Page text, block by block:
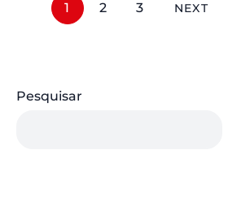
1 2 3 NEXT
Pesquisar